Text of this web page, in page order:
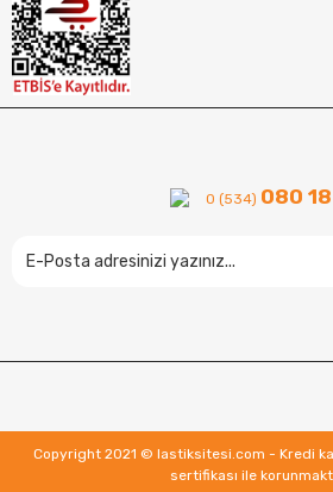
0 (534) 080
Copyright 2021 © lastiksitesi.com - Kredi
sertifikası ile